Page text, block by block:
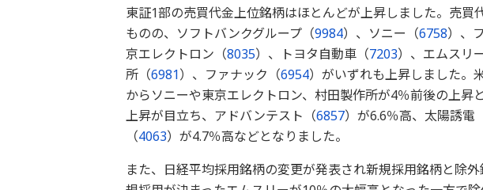
東証1部の売買代金上位銘柄はほとんどが上昇しました。売買
ものの、ソフトバンクグループ（9984）、ソニー（6758）、
京エレクトロン（8035）、トヨタ自動車（7203）、エムスリ
所（6981）、ファナック（6954）がいずれも上昇しました。
からソニーや東京エレクトロン、村田製作所が4％前後の上昇
上昇が目立ち、アドバンテスト（6857）が6.6％高、太陽誘電
（4063）が4.7％高などとなりました。
また、日経平均採用銘柄の変更が発表され新規採用銘柄と除